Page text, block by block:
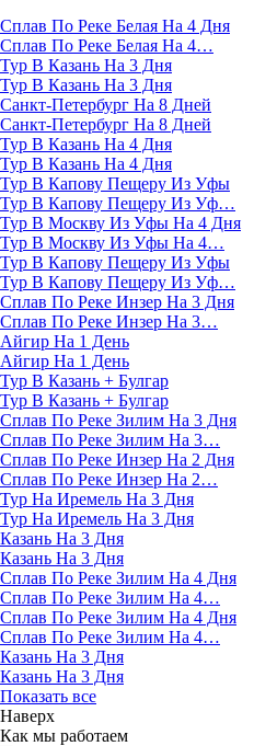
Сплав По Реке Белая На 4 Дня
Сплав По Реке Белая На 4…
Тур В Казань На 3 Дня
Тур В Казань На 3 Дня
Санкт-Петербург На 8 Дней
Санкт-Петербург На 8 Дней
Тур В Казань На 4 Дня
Тур В Казань На 4 Дня
Тур В Капову Пещеру Из Уфы
Тур В Капову Пещеру Из Уф…
Тур В Москву Из Уфы На 4 Дня
Тур В Москву Из Уфы На 4…
Тур В Капову Пещеру Из Уфы
Тур В Капову Пещеру Из Уф…
Сплав По Реке Инзер На 3 Дня
Сплав По Реке Инзер На 3…
Айгир На 1 День
Айгир На 1 День
Тур В Казань + Булгар
Тур В Казань + Булгар
Сплав По Реке Зилим На 3 Дня
Сплав По Реке Зилим На 3…
Сплав По Реке Инзер На 2 Дня
Сплав По Реке Инзер На 2…
Тур На Иремель На 3 Дня
Тур На Иремель На 3 Дня
Казань На 3 Дня
Казань На 3 Дня
Сплав По Реке Зилим На 4 Дня
Сплав По Реке Зилим На 4…
Сплав По Реке Зилим На 4 Дня
Сплав По Реке Зилим На 4…
Казань На 3 Дня
Казань На 3 Дня
Показать все
Наверх
Как мы работаем